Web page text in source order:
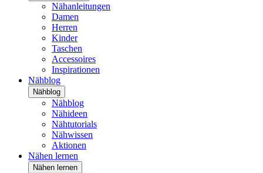
Nähanleitungen
Damen
Herren
Kinder
Taschen
Accessoires
Inspirationen
Nähblog
Nähblog
Nähblog
Nähideen
Nähtutorials
Nähwissen
Aktionen
Nähen lernen
Nähen lernen